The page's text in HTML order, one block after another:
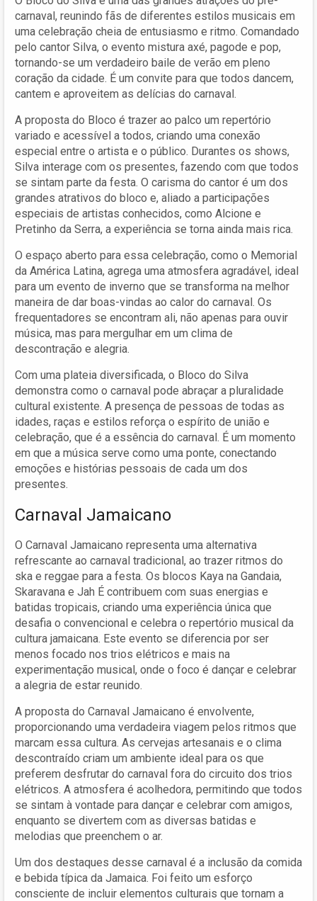
carnaval, reunindo fãs de diferentes estilos musicais em
uma celebração cheia de entusiasmo e ritmo. Comandado
pelo cantor Silva, o evento mistura axé, pagode e pop,
tornando-se um verdadeiro baile de verão em pleno
coração da cidade. É um convite para que todos dancem,
cantem e aproveitem as delícias do carnaval.
A proposta do Bloco é trazer ao palco um repertório
variado e acessível a todos, criando uma conexão
especial entre o artista e o público. Durantes os shows,
Silva interage com os presentes, fazendo com que todos
se sintam parte da festa. O carisma do cantor é um dos
grandes atrativos do bloco e, aliado a participações
especiais de artistas conhecidos, como Alcione e
Pretinho da Serra, a experiência se torna ainda mais rica.
O espaço aberto para essa celebração, como o Memorial
da América Latina, agrega uma atmosfera agradável, ideal
para um evento de inverno que se transforma na melhor
maneira de dar boas-vindas ao calor do carnaval. Os
frequentadores se encontram ali, não apenas para ouvir
música, mas para mergulhar em um clima de
descontração e alegria.
Com uma plateia diversificada, o Bloco do Silva
demonstra como o carnaval pode abraçar a pluralidade
cultural existente. A presença de pessoas de todas as
idades, raças e estilos reforça o espírito de união e
celebração, que é a essência do carnaval. É um momento
em que a música serve como uma ponte, conectando
emoções e histórias pessoais de cada um dos
presentes.
Carnaval Jamaicano
O Carnaval Jamaicano representa uma alternativa
refrescante ao carnaval tradicional, ao trazer ritmos do
ska e reggae para a festa. Os blocos Kaya na Gandaia,
Skaravana e Jah É contribuem com suas energias e
batidas tropicais, criando uma experiência única que
desafia o convencional e celebra o repertório musical da
cultura jamaicana. Este evento se diferencia por ser
menos focado nos trios elétricos e mais na
experimentação musical, onde o foco é dançar e celebrar
a alegria de estar reunido.
A proposta do Carnaval Jamaicano é envolvente,
proporcionando uma verdadeira viagem pelos ritmos que
marcam essa cultura. As cervejas artesanais e o clima
descontraído criam um ambiente ideal para os que
preferem desfrutar do carnaval fora do circuito dos trios
elétricos. A atmosfera é acolhedora, permitindo que todos
se sintam à vontade para dançar e celebrar com amigos,
enquanto se divertem com as diversas batidas e
melodias que preenchem o ar.
Um dos destaques desse carnaval é a inclusão da comida
e bebida típica da Jamaica. Foi feito um esforço
consciente de incluir elementos culturais que tornam a